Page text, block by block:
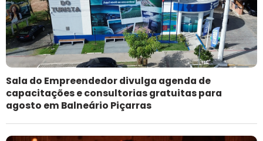
Sala do Empreendedor divulga agenda de
capacitações e consultorias gratuitas para
agosto em Balneário Piçarras